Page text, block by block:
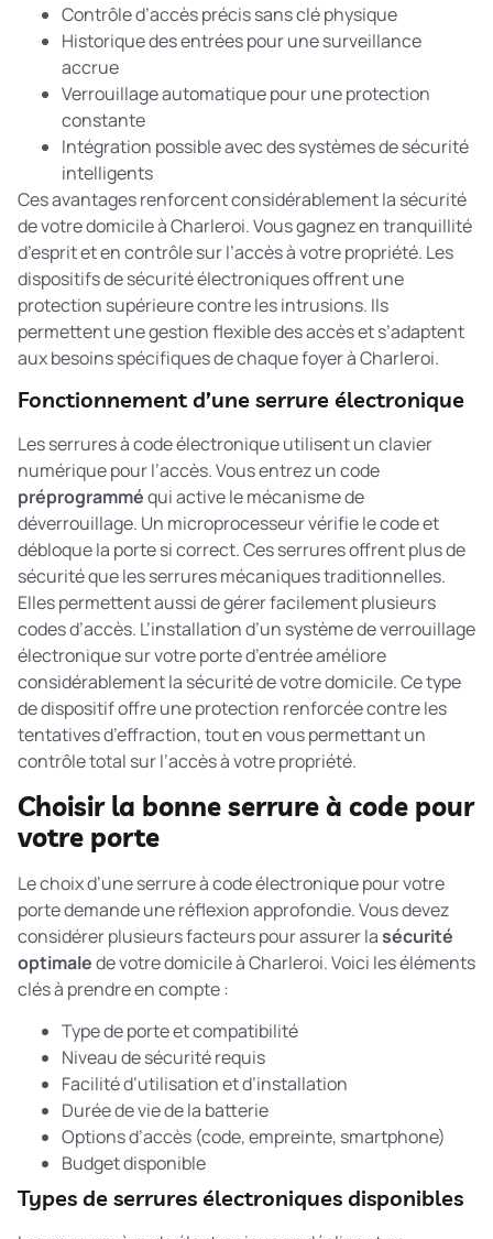
Contrôle d’accès précis sans clé physique
Historique des entrées pour une surveillance
accrue
Verrouillage automatique pour une protection
constante
Intégration possible avec des systèmes de sécurité
intelligents
Ces avantages renforcent considérablement la sécurité
de votre domicile à Charleroi. Vous gagnez en tranquillité
d’esprit et en contrôle sur l’accès à votre propriété. Les
dispositifs de sécurité électroniquesoffrent une
protection supérieure contre les intrusions. Ils
permettent une gestion flexible des accès et s’adaptent
aux besoins spécifiques de chaque foyer à Charleroi.
Fonctionnement d’une serrure électronique
Les serrures à code électronique utilisent un clavier
numérique pour l’accès. Vous entrez un code
préprogramméqui active le mécanisme de
déverrouillage. Un microprocesseur vérifie le code et
débloque la porte si correct. Ces serrures offrent plus de
sécurité que les serrures mécaniques traditionnelles.
Elles permettent aussi de gérer facilement plusieurs
codes d’accès. L’installation d’un système de verrouillage
électroniquesur votre porte d’entrée améliore
considérablement la sécurité de votre domicile. Ce type
de dispositif offre une protection renforcée contre les
tentatives d’effraction, tout en vous permettant un
contrôle total sur l’accès à votre propriété.
Choisir la bonne serrure à code pour
votre porte
Le choix d’une serrure à code électronique pour votre
porte demande une réflexion approfondie. Vous devez
considérer plusieurs facteurs pour assurer lasécurité
optimalede votre domicile à Charleroi. Voici les éléments
clés à prendre en compte :
Type de porte et compatibilité
Niveau de sécurité requis
Facilité d’utilisation et d’installation
Durée de vie de la batterie
Options d’accès (code, empreinte, smartphone)
Budget disponible
Types de serrures électroniques disponibles